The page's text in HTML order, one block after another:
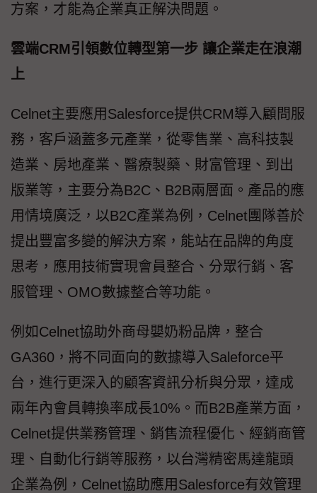
方案，才能為企業真正解決問題。
雲端CRM引領數位轉型第一步 讓企業走在浪潮
上
Celnet主要應用Salesforce提供CRM導入顧問服
務，客戶涵蓋多元產業，從零售業、高科技製
造業、房地產業、醫療製藥、財富管理、到出
版業等，主要分為B2C、B2B兩層面。產品的應
用情境廣泛，以B2C產業為例，Celnet團隊善於
提出豐富多變的解決方案，能站在品牌的角度
思考，應用技術實現會員整合、分眾行銷、客
服管理、OMO數據整合等功能。
例如Celnet協助外商母嬰奶粉品牌，整合
GA360，將不同面向的數據導入Saleforce平
台，進行更深入的顧客資訊分析與分眾，達成
兩年內會員轉換率成長10%。而B2B產業方面，
Celnet提供業務管理、銷售流程優化、經銷商管
理、自動化行銷等服務，以台灣精密馬達龍頭
企業為例，Celnet協助應用Salesforce有效管理